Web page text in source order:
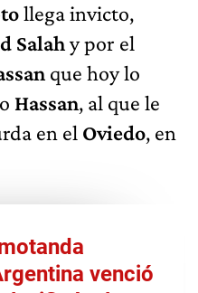
llega invicto,
Salahy por el
que hoy lo
Hassan, al que le
en el Oviedo, en
venció